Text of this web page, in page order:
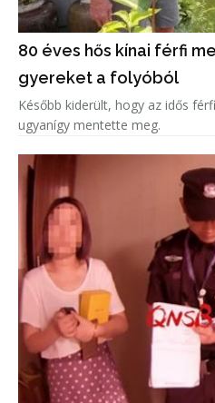
80 éves hős kínai férfi
gyereket a folyóból
Később kiderült, hogy az idős
ugyanígy mentette meg.